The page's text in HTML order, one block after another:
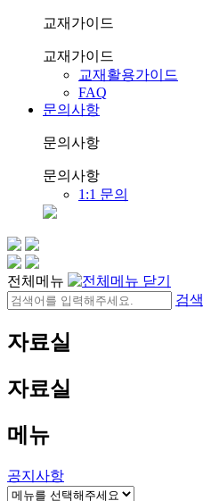
교재가이드
교재가이드
교재활용가이드
FAQ
문의사항
문의사항
문의사항
1:1 문의
전체메뉴
검색
자료실
자료실
메뉴
공지사항